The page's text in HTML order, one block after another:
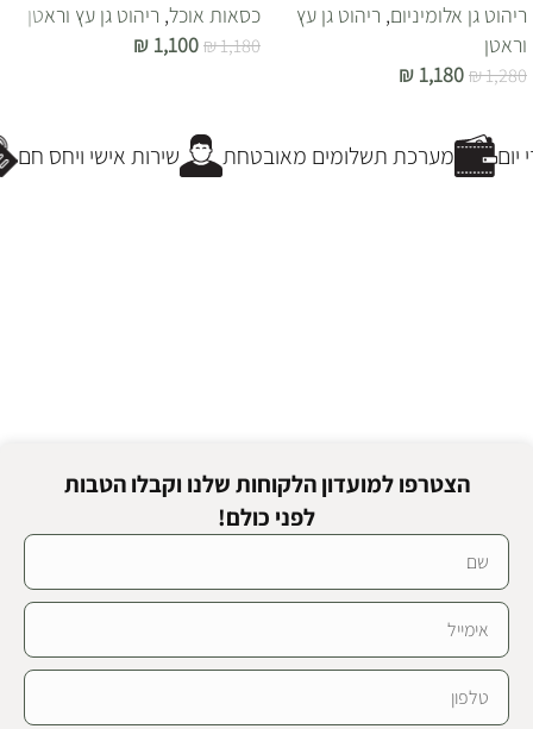
ריהוט גן אלומיניום, ריהוט גן עץ
וראטן
₪1,280
₪ 1,180
כסאות אוכל, ריהוט גן עץ וראטן
₪1,180
₪ 1,100
שירות אישי ויחס חם מערכת תשלומים מאובטחת
הצטרפו למועדון הלקוחות שלנו וקבלו הטבות
לפני כולם!